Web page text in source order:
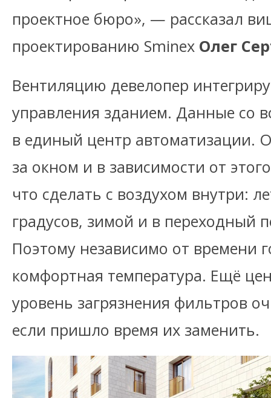
проектное бюро», — рассказал
проектированию Sminex Олег
Вентиляцию девелопер
управления зданием. Данные со
в единый центр автоматизации.
за окном и в зависимости от
что сделать с воздухом внутри:
градусов, зимой и в переходный
Поэтому независимо от времени
комфортная температура. Ещё
уровень загрязнения фильтров
если пришло время их заменить.